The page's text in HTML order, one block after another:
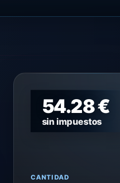
54.28 €
sin impuestos
CANTIDAD